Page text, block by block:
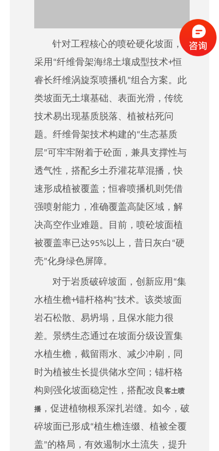
针对工程核心的喷砼硬化坡面，
采用“纤维骨架海绵土壤成型技术+恒
睿长纤维涡旋泵喷播机”组合方案。此
类坡面无土壤基础、表面光滑，传统
技术易出现基质脱落、植被枯死问
题。纤维骨架技术构建的“生态基质
层”可牢牢附着于砼面，兼具支撑性与
透气性，搭配乡土乔灌花草混播，快
速形成植被覆盖；恒睿喷播机则凭借
强喷射能力， 准确覆盖高陡区域，解
决高空作业难题。目前，喷砼坡面植
被覆盖率已达95%以上，昔日灰白“硬
壳”化身绿色屏障。
对于岩质破碎坡面，创新应用“集
水植生檐+锚杆格构”技术。该类坡面
岩石松散、易坍塌，且保水能力很
差。景绣生态通过在坡面分级设置集
水植生檐，截留雨水、减少冲刷，同
时为植被生长提供储水空间；锚杆格
构则强化坡面稳定性，搭配改良客土喷
播 ，促进植物根系深扎岩缝。如今，破
碎坡面已形成“植生檐连缀、植被全覆
盖”的格局，有效遏制水土流失，提升